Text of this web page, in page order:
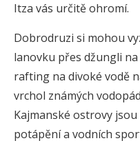
Itza vás určitě ohromí.
Dobrodruzi si mohou
lanovku přes džungli
rafting na divoké vodě
vrchol známých
Kajmanské ostrovy
potápění a vodních